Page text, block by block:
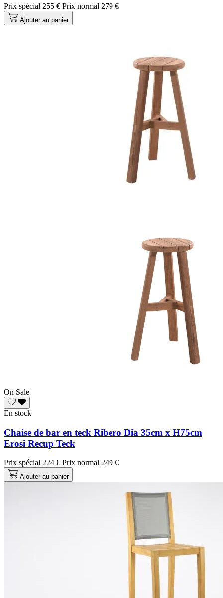
Prix spécial 255 € Prix normal 279 €
Ajouter au panier
On Sale
En stock
Chaise de bar en teck Ribero Dia 35cm x H75cm
Erosi Recup Teck
Prix spécial 224 € Prix normal 249 €
Ajouter au panier